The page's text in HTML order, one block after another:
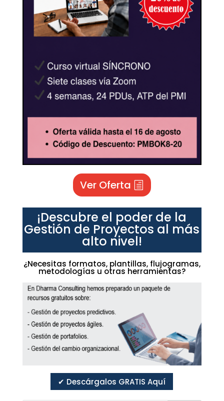
Ver Oferta
¡Descubre el poder de la
Gestión de Proyectos al más
alto nivel!
¿Necesitas formatos, plantillas, flujogramas,
metodologías u otras herramientas?
✔ Descárgalos GRATIS Aquí